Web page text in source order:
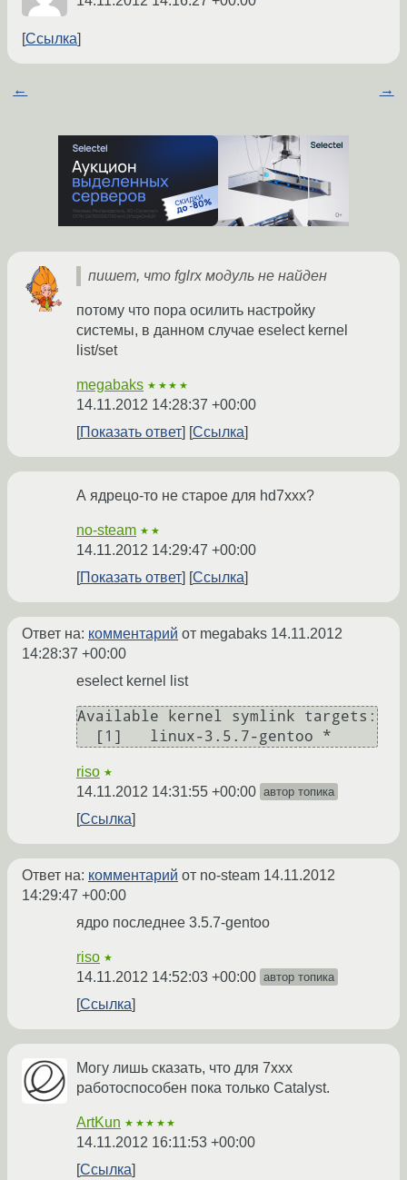
Ссылка
← →
пишет, что fglrx модуль не найден
потому что пора осилить настройку
системы, в данном случае eselect kernel
list/set
megabaks ★★★★
14.11.2012 14:28:37 +00:00
Показать ответ
Ссылка
А ядрецо-то не старое для hd7xxx?
no-steam ★★
14.11.2012 14:29:47 +00:00
Показать ответ
Ссылка
Ответ на: комментарий от megabaks 14.11.2012
14:28:37 +00:00
eselect kernel list
Available kernel symlink targets:
  [1]   linux-3.5.7-gentoo *
riso ★
14.11.2012 14:31:55 +00:00 автор топика
Ссылка
Ответ на: комментарий от no-steam 14.11.2012
14:29:47 +00:00
ядро последнее 3.5.7-gentoo
riso ★
14.11.2012 14:52:03 +00:00 автор топика
Ссылка
Могу лишь сказать, что для 7xxx
работоспособен пока только Catalyst.
ArtKun ★★★★★
14.11.2012 16:11:53 +00:00
Ссылка